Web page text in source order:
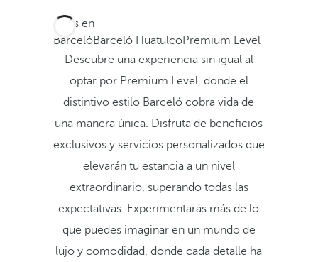
Estás en
BarcelóBarceló HuatulcoPremium Level
Descubre una experiencia sin igual al
optar por Premium Level, donde el
distintivo estilo Barceló cobra vida de
una manera única. Disfruta de beneficios
exclusivos y servicios personalizados que
elevarán tu estancia a un nivel
extraordinario, superando todas las
expectativas. Experimentarás más de lo
que puedes imaginar en un mundo de
lujo y comodidad, donde cada detalle ha